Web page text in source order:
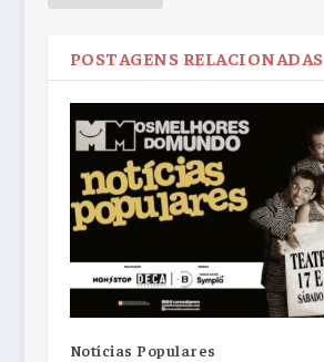
POSTAGENS RELACIONADAS
Notícias Populares